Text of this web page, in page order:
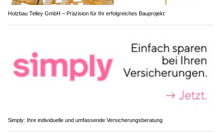
Holzbau Telley GmbH – Präzision für Ihr erfolgreiches Bauprojekt
Simply: Ihre individuelle und umfassende Versicherungsberatung